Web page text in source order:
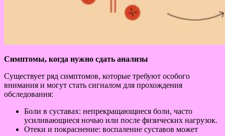
Симптомы, когда нужно сдать анализы
Существует ряд симптомов, которые требуют особого
внимания и могут стать сигналом для прохождения
обследования:
Боли в суставах: непрекращающиеся боли, часто
усиливающиеся ночью или после физических нагрузок.
Отеки и покраснение: воспаление суставов может